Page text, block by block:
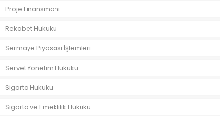
Proje Finansmanı
Rekabet Hukuku
Sermaye Piyasası İşlemleri
Servet Yönetim Hukuku
Sigorta Hukuku
Sigorta ve Emeklilik Hukuku